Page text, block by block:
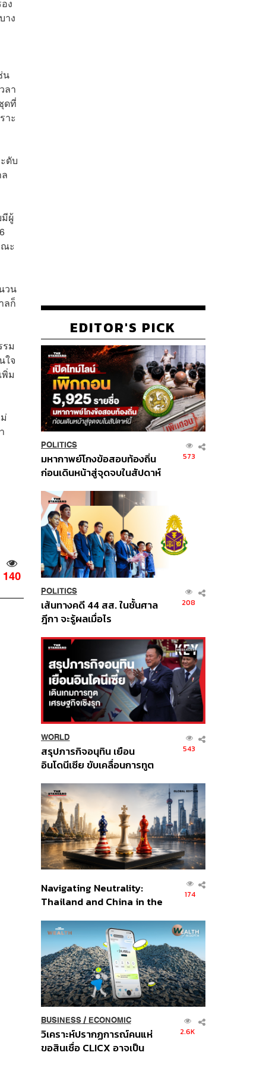
ง
าง
น
ลา
ดที่
าะ
ดับ
มีผู้
ะ
วน
ลก็
ม
ใจ
ม
140
EDITOR'S PICK
POLITICS
มหากาพย์โกงข้อสอบท้องถิ่น
ก่อนเดินหน้าสู่จุดจบในสัปดาห์
573
POLITICS
เส้นทางคดี 44 สส. ในชั้นศาล
ฎีกา จะรู้ผลเมื่อไร
208
WORLD
สรุปภารกิจอนุทิน เยือน
อินโดนีเซีย ขับเคลื่อนการทูต
ส่วนยุทธศาสตร์ไทย –
อินโดนีเซีย
543
Navigating Neutrality:
Thailand and China in the
Order
174
BUSINESS/ ECONOMIC
วิเคราะห์ปรากฏการณ์คนแห่
ขอสินเชื่อ CLICX อาจเป็น
2.6K